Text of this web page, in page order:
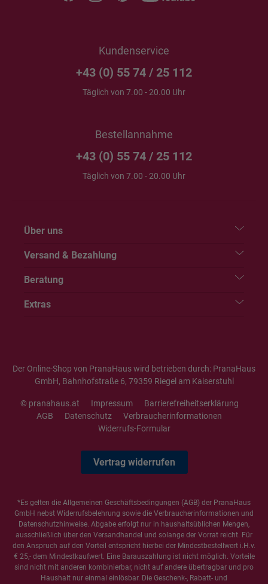
Kundenservice
+43 (0) 55 74 / 25 112
Täglich von 7.00 - 20.00 Uhr
Bestellannahme
+43 (0) 55 74 / 25 112
Täglich von 7.00 - 20.00 Uhr
Über uns
Versand & Bezahlung
Beratung
Extras
Der Online-Shop von PranaHaus wird betrieben durch: PranaHaus
GmbH, Bahnhofstraße 6, 79359 Riegel am Kaiserstuhl
© pranahaus.at Impressum
Barrierefreiheitserklärung
AGB
Datenschutz
Verbraucherinformationen
Widerrufs-Formular
Vertrag widerrufen
*Es gelten die Allgemeinen Geschäftsbedingungen (AGB) der PranaHaus
GmbH nebst Widerrufsbelehrung sowie die Verbraucherinformationen und
Datenschutzhinweise. Abgabe erfolgt nur in haushaltsüblichen Mengen,
ausschließlich über den Versandhandel und solange der Vorrat reicht. Für
den Anspruch auf den Vorteil entspricht hierbei der Mindestbestellwert i.H.v.
€ 25,- dem Mindestkaufwert. Eine Barauszahlung ist nicht möglich. Vorteile
sind nicht mit anderen kombinierbar, nicht auf andere übertragbar und pro
Haushalt nur einmal einlösbar. Die Geschenk-, Rabatt- und